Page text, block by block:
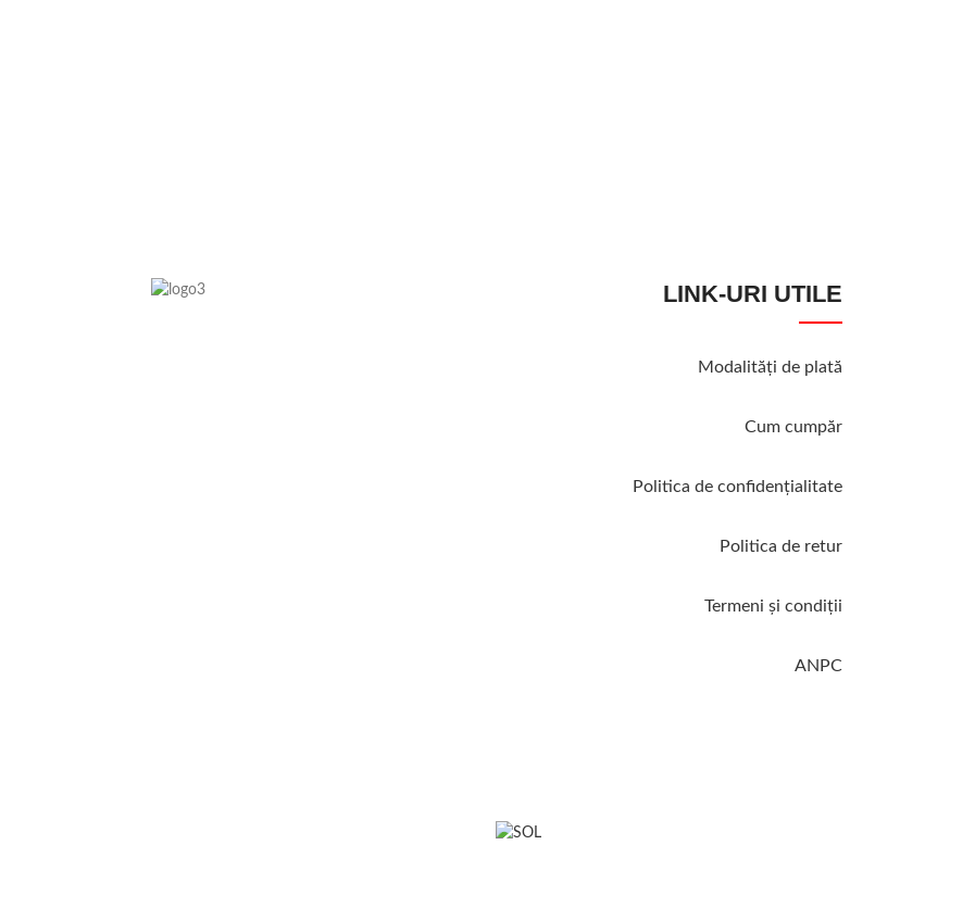
LINK-URI UTILE
Modalităţi de plată
Cum cumpăr
Politica de confidenţialitate
Politica de retur
Termeni şi condiţii
ANPC